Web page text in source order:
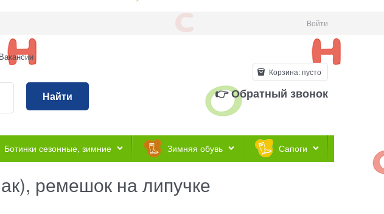
Войти
Вакансии
Найти
Корзина:пусто
👉 Обратный звонок
Ботинки сезонные, зимние Зимняя обувь Сапоги
ремешок на липучке